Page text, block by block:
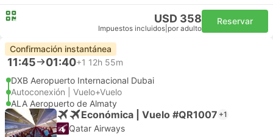
USD 358
Impuestos incluidos por adulto
Reservar
Confirmación instantánea
11:45 01:40+1 12h 55m
DXB Aeropuerto Internacional Dubai
Autoconexión | Vuelo+Vuelo
ALA Aeropuerto de Almaty
Económica | Vuelo #QR1007 +1
Qatar Airways